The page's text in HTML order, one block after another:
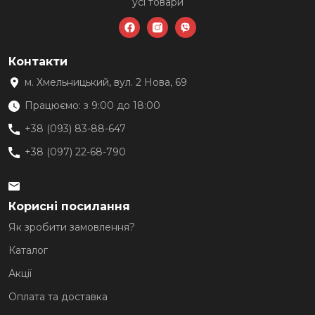
Контакти
м. Хмельницький, вул. 2 Нова, 69
Працюємо: з 9:00 до 18:00
+38 (093) 83-88-647
+38 (097) 22-68-790
Корисні посилання
Як зробити замовлення?
Каталог
Акції
Оплата та доставка